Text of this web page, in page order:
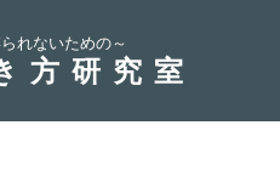
れないための～
方研究室